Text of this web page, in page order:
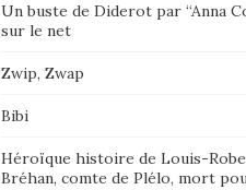
Un buste de Diderot par “Anna
sur le net
Zwip, Zwap
Bibi
Héroïque histoire de Louis-
Bréhan, comte de Plélo, mort